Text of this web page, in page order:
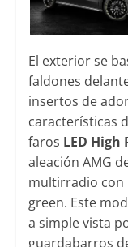
El exterior se
faldones
insertos de
características
faros LED High
aleación AMG
multirradio con
green. Este
a simple vista
guardabarros